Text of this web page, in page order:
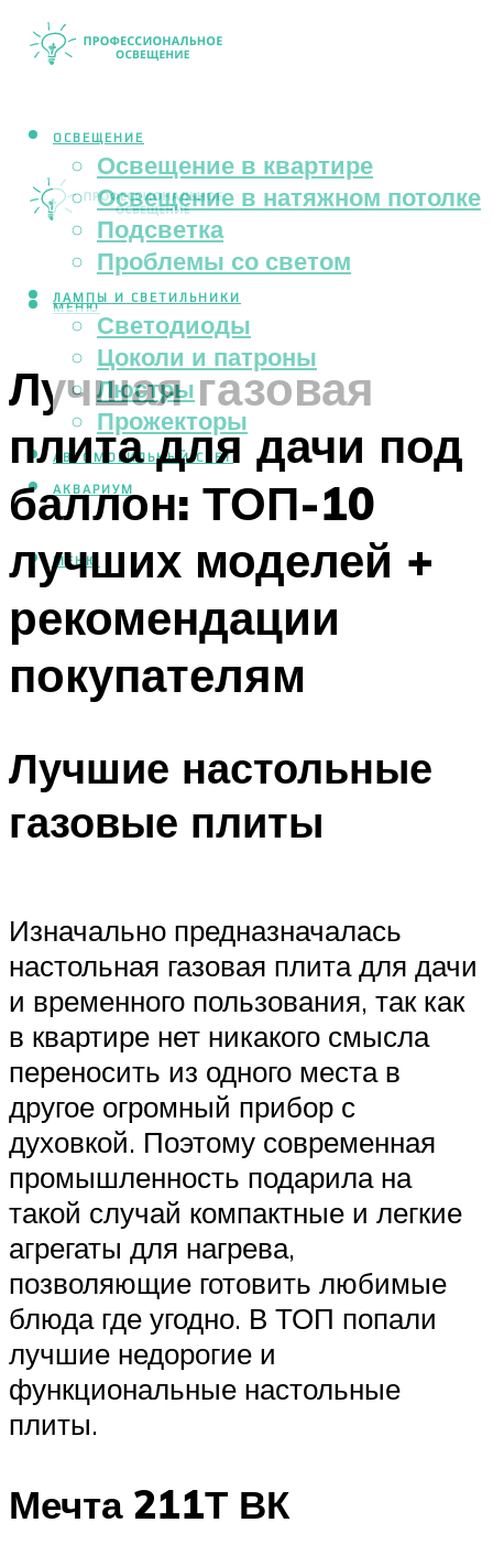
ОСВЕЩЕНИЕ
Освещение в квартире
Освещение в натяжном потолке
Подсветка
Проблемы со светом
ЛАМПЫ И СВЕТИЛЬНИКИ
Светодиоды
Цоколи и патроны
Люстры
Прожекторы
АВТОМОБИЛЬНЫЙ СВЕТ
АКВАРИУМ
МЕНЮ
МЕНЮ
Лучшая газовая
плита для дачи под
баллон: ТОП-10
лучших моделей +
рекомендации
покупателям
Лучшие настольные
газовые плиты
Изначально предназначалась
настольная газовая плита для дачи
и временного пользования, так как
в квартире нет никакого смысла
переносить из одного места в
другое огромный прибор с
духовкой. Поэтому современная
промышленность подарила на
такой случай компактные и легкие
агрегаты для нагрева,
позволяющие готовить любимые
блюда где угодно. В ТОП попали
лучшие недорогие и
функциональные настольные
плиты.
Мечта 211Т ВК